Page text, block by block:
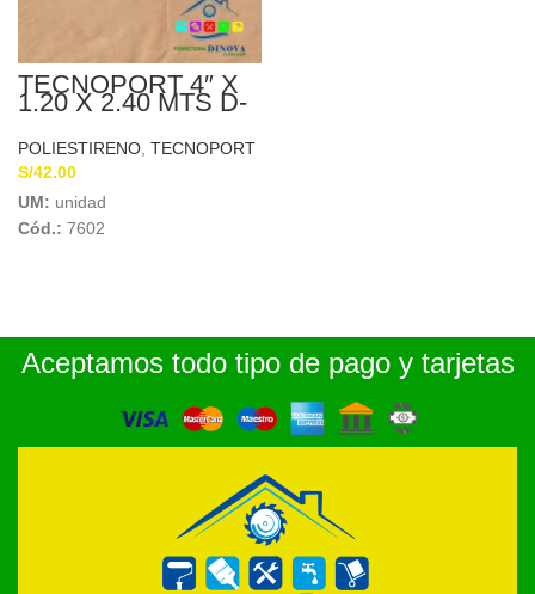
TECNOPORT 4″ X
1.20 X 2.40 MTS D-
10
POLIESTIRENO TECNOPORT
S/42.00
UM: unidad
Cód.: 7602
Aceptamos todo tipo de pago y tarjetas